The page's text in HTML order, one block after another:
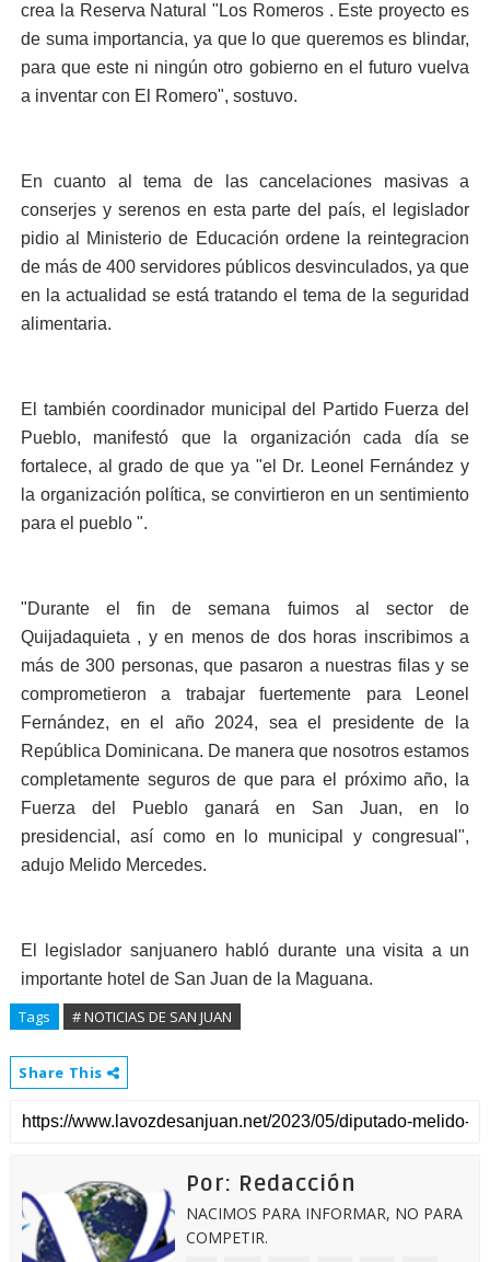
crea la Reserva Natural "Los Romeros . Este proyecto es
de suma importancia, ya que lo que queremos es blindar,
para que este ni ningún otro gobierno en el futuro vuelva
a inventar con El Romero", sostuvo.
En cuanto al tema de las cancelaciones masivas a
conserjes y serenos en esta parte del país, el legislador
pidio al Ministerio de Educación ordene la reintegracion
de más de 400 servidores públicos desvinculados, ya que
en la actualidad se está tratando el tema de la seguridad
alimentaria.
El también coordinador municipal del Partido Fuerza del
Pueblo, manifestó que la organización cada día se
fortalece, al grado de que ya "el Dr. Leonel Fernández y
la organización política, se convirtieron en un sentimiento
para el pueblo ".
"Durante el fin de semana fuimos al sector de
Quijadaquieta , y en menos de dos horas inscribimos a
más de 300 personas, que pasaron a nuestras filas y se
comprometieron a trabajar fuertemente para Leonel
Fernández, en el año 2024, sea el presidente de la
República Dominicana. De manera que nosotros estamos
completamente seguros de que para el próximo año, la
Fuerza del Pueblo ganará en San Juan, en lo
presidencial, así como en lo municipal y congresual",
adujo Melido Mercedes.
El legislador sanjuanero habló durante una visita a un
importante hotel de San Juan de la Maguana.
Tags # NOTICIAS DE SAN JUAN
Share This
Por: Redacción
NACIMOS PARA INFORMAR, NO PARA
COMPETIR.